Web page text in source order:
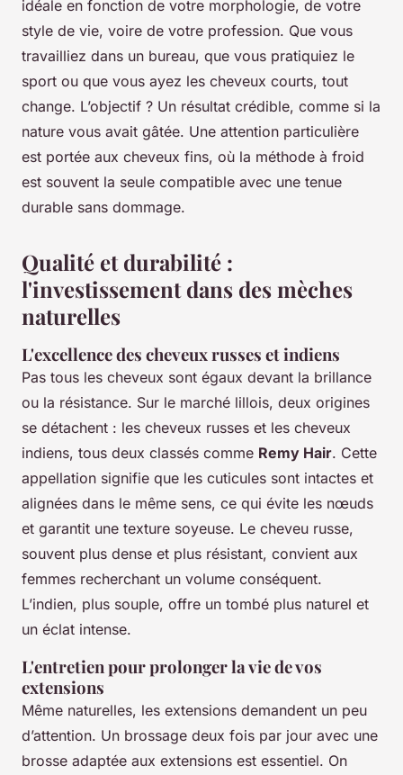
idéale en fonction de votre morphologie, de votre
style de vie, voire de votre profession. Que vous
travailliez dans un bureau, que vous pratiquiez le
sport ou que vous ayez les cheveux courts, tout
change. L’objectif ? Un résultat crédible, comme si la
nature vous avait gâtée. Une attention particulière
est portée aux cheveux fins, où la méthode à froid
est souvent la seule compatible avec une tenue
durable sans dommage.
Qualité et durabilité :
l'investissement dans des mèches
naturelles
L'excellence des cheveux russes et indiens
Pas tous les cheveux sont égaux devant la brillance
ou la résistance. Sur le marché lillois, deux origines
se détachent : les cheveux russes et les cheveux
indiens, tous deux classés comme Remy Hair. Cette
appellation signifie que les cuticules sont intactes et
alignées dans le même sens, ce qui évite les nœuds
et garantit une texture soyeuse. Le cheveu russe,
souvent plus dense et plus résistant, convient aux
femmes recherchant un volume conséquent.
L’indien, plus souple, offre un tombé plus naturel et
un éclat intense.
L'entretien pour prolonger la vie de vos
extensions
Même naturelles, les extensions demandent un peu
d’attention. Un brossage deux fois par jour avec une
brosse adaptée aux extensions est essentiel. On